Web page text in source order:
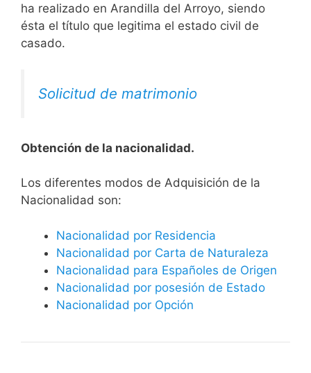
ha realizado en Arandilla del Arroyo, siendo
ésta el título que legitima el estado civil de
casado.
Solicitud de matrimonio
Obtención de la nacionalidad.
​​​Los diferentes modos de Adquisición de la
Nacionalidad son:
Nacionalidad por Residencia
Nacionalidad por Carta de Naturaleza
Nacionalidad para Españoles de Origen
Nacionalidad por posesión de Estado
Nacionalidad por Opción